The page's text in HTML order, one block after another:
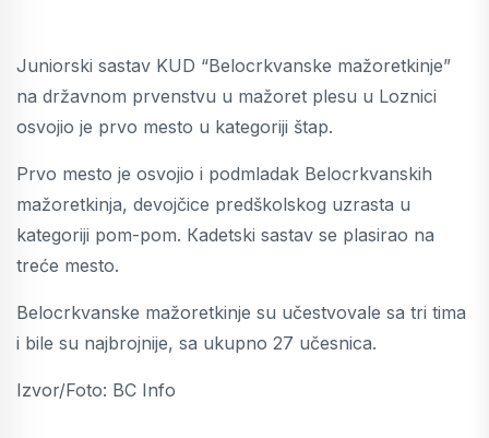
Juniorski sastav KUD “Belocrkvanske mažoretkinje”
na državnom prvenstvu u mažoret plesu u Loznici
osvojio je prvo mesto u kategoriji štap.
Prvo mesto je osvojio i podmladak Belocrkvanskih
mažoretkinja, devojčice predškolskog uzrasta u
kategoriji pom-pom. Кadetski sastav se plasirao na
treće mesto.
Belocrkvanske mažoretkinje su učestvovale sa tri tima
i bile su najbrojnije, sa ukupno 27 učesnica.
Izvor/Foto: BC Info